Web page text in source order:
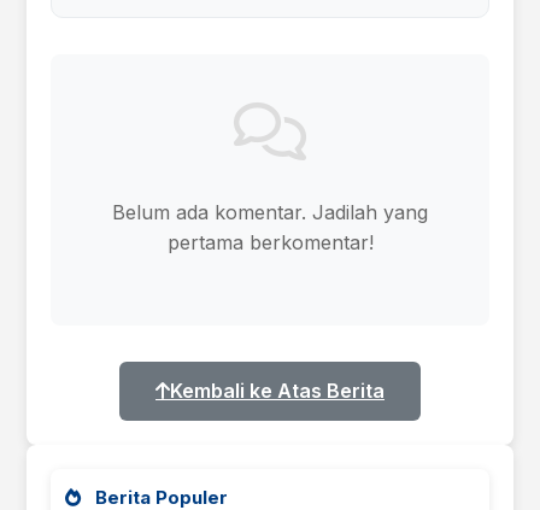
Belum ada komentar. Jadilah yang
pertama berkomentar!
Kembali ke Atas Berita
Berita Populer